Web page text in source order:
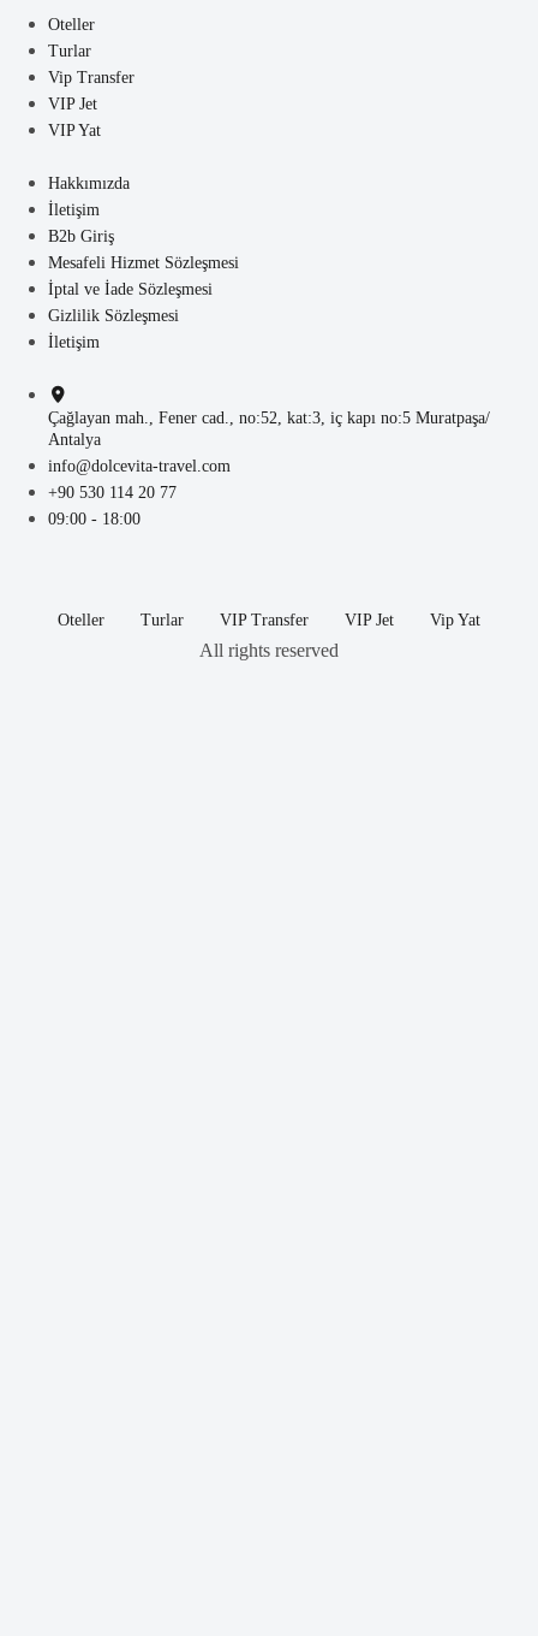
Oteller
Turlar
Vip Transfer
VIP Jet
VIP Yat
Hakkımızda
İletişim
B2b Giriş
Mesafeli Hizmet Sözleşmesi
İptal ve İade Sözleşmesi
Gizlilik Sözleşmesi
İletişim
Çağlayan mah., Fener cad., no:52, kat:3, iç kapı no:5 Muratpaşa/
Antalya
info@dolcevita-travel.com
+90 530 114 20 77
09:00 - 18:00
Oteller Turlar VIP Transfer VIP Jet Vip Yat
All rights reserved